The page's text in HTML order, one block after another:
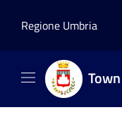
Regione Umbria